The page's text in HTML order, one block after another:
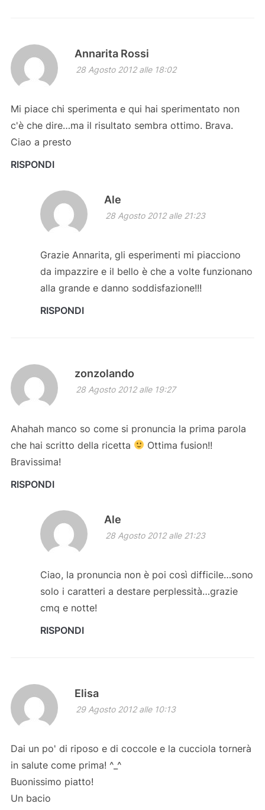
Annarita Rossi
28 Agosto 2012 alle 18:02
Mi piace chi sperimenta e qui hai sperimentato non
c'è che dire…ma il risultato sembra ottimo. Brava.
Ciao a presto
RISPONDI
Ale
28 Agosto 2012 alle 21:23
Grazie Annarita, gli esperimenti mi piacciono
da impazzire e il bello è che a volte funzionano
alla grande e danno soddisfazione!!!
RISPONDI
zonzolando
28 Agosto 2012 alle 19:27
Ahahah manco so come si pronuncia la prima parola
che hai scritto della ricetta
Ottima fusion!!
Bravissima!
RISPONDI
Ale
28 Agosto 2012 alle 21:23
Ciao, la pronuncia non è poi così difficile…sono
solo i caratteri a destare perplessità…grazie
cmq e notte!
RISPONDI
Elisa
29 Agosto 2012 alle 10:13
Dai un po' di riposo e di coccole e la cucciola tornerà
in salute come prima! ^_^
Buonissimo piatto!
Un bacio